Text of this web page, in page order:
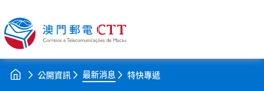
公開資訊 最新消息 特快專遞